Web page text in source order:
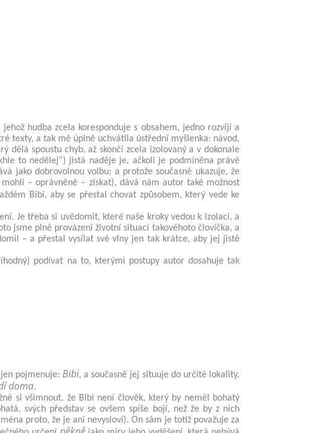
hudba zcela koresponduje s obsahem, jedno rozvíjí a
texty, a tak mě úplně uchvátila ústřední myšlenka: návod,
dělá spoustu chyb, až skončí zcela izolovaný a v dokonale
to nedělej“) jistá naděje je, ačkoli je podmíněna právě
jako dobrovolnou volbu; a protože současně ukazuje, že
– oprávněně – získat), dává nám autor také možnost
Bibi, aby se přestal chovat způsobem, který vede ke
Je třeba si uvědomit, které naše kroky vedou k izolaci, a
jsme plně provázeni životní situací takovéhoto človíčka, a
– a přestal vysílat své vlny jen tak krátce, aby jej jistě
podívat na to, kterými postupy autor dosahuje tak
pojmenuje: Bibi, a současně jej situuje do určité lokality,
doma.
si všimnout, že Bibi není člověk, který by neměl bohatý
svých představ se ovšem spíše bojí, než že by z nich
proto, že je ani nevysloví). On sám je totiž považuje za